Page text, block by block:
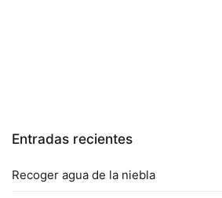
Entradas recientes
Recoger agua de la niebla